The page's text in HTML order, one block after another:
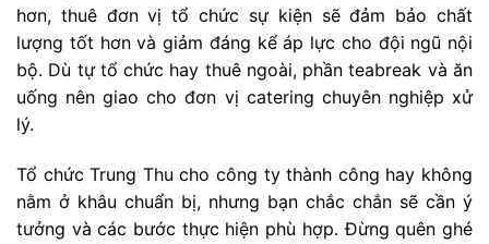
hơn, thuê đơn vị tổ chức sự kiện sẽ đảm bảo chất
lượng tốt hơn và giảm đáng kể áp lực cho đội ngũ nội
bộ. Dù tự tổ chức hay thuê ngoài, phần teabreak và ăn
uống nên giao cho đơn vị catering chuyên nghiệp xử
lý.
Tổ chức Trung Thu cho công ty thành công hay không
nằm ở khâu chuẩn bị, nhưng bạn chắc chắn sẽ cần ý
tưởng và các bước thực hiện phù hợp. Đừng quên ghé